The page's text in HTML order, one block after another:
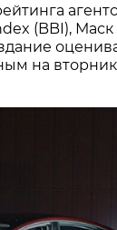
(BBI),
на вторник,